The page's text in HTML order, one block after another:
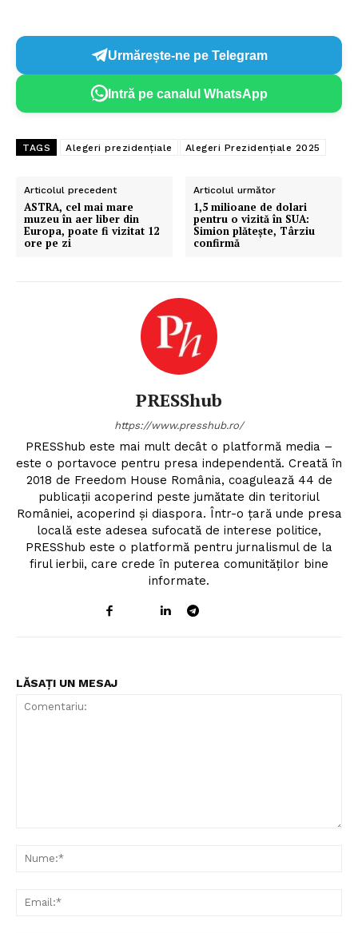
Urmărește-ne pe Telegram
Intră pe canalul WhatsApp
TAGS Alegeri prezidențiale Alegeri Prezidențiale 2025
Articolul precedent
ASTRA, cel mai mare
muzeu în aer liber din
Europa, poate fi vizitat 12
ore pe zi
Articolul următor
1,5 milioane de dolari
pentru o vizită în SUA:
Simion plătește, Târziu
confirmă
PRESShub
https://www.presshub.ro/
PRESShub este mai mult decât o platformă media –
este o portavoce pentru presa independentă. Creată în
2018 de Freedom House România, coagulează 44 de
publicații acoperind peste jumătate din teritoriul
României, acoperind și diaspora. Într-o țară unde presa
locală este adesea sufocată de interese politice,
PRESShub este o platformă pentru jurnalismul de la
firul ierbii, care crede în puterea comunităților bine
informate.
LĂSAȚI UN MESAJ